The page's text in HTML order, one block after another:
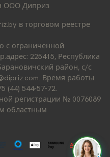
ООО Диприз
в торговом реестре
с ограниченной
225415, Республика
район, с/с
Время работы
(44) 544-57-72.
регистрации № 0076089
областным
Д